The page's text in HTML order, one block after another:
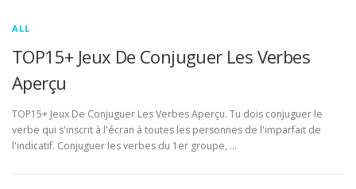
ALL
TOP15+ Jeux De Conjuguer Les Verbes
Aperçu
TOP15+ Jeux De Conjuguer Les Verbes Aperçu. Tu dois conjuguer le
verbe qui s'inscrit à l'écran à toutes les personnes de l'imparfait de
l'indicatif. Conjuguer les verbes du 1er groupe, …